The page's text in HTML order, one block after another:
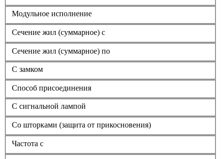
Модульное исполнение
Сечение жил (суммарное) с
Сечение жил (суммарное) по
С замком
Способ присоединения
С сигнальной лампой
Со шторками (защита от прикосновения)
Частота с